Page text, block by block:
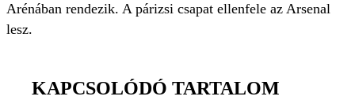
Arénában rendezik. A párizsi csapat ellenfele az Arsenal
lesz.
KAPCSOLÓDÓ TARTALOM